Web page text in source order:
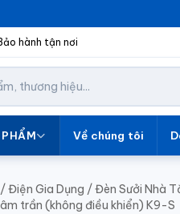
hành tận nơi
Về chúng tôi
/Điện Gia Dụng /Đèn Sưởi Nhà
trần (không điều khiển) K9-S